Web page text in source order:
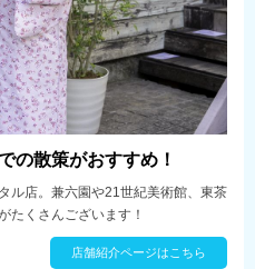
の散策がおすすめ！
ル店。兼六園や21世紀美術館、東茶
たくさんございます！
店舗紹介ページはこちら